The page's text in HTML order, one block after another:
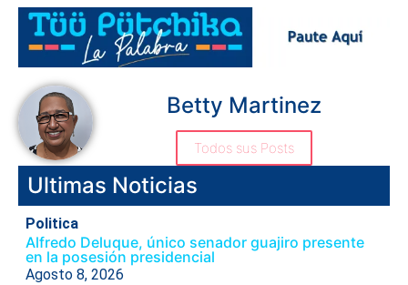
Betty Martinez
Todos sus Posts
Ultimas Noticias
Politica
Alfredo Deluque, único senador guajiro presente
en la posesión presidencial
Agosto 8, 2026